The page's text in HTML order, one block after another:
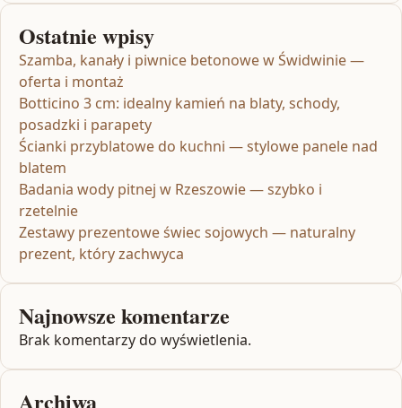
Ostatnie wpisy
Szamba, kanały i piwnice betonowe w Świdwinie —
oferta i montaż
Botticino 3 cm: idealny kamień na blaty, schody,
posadzki i parapety
Ścianki przyblatowe do kuchni — stylowe panele nad
blatem
Badania wody pitnej w Rzeszowie — szybko i
rzetelnie
Zestawy prezentowe świec sojowych — naturalny
prezent, który zachwyca
Najnowsze komentarze
Brak komentarzy do wyświetlenia.
Archiwa